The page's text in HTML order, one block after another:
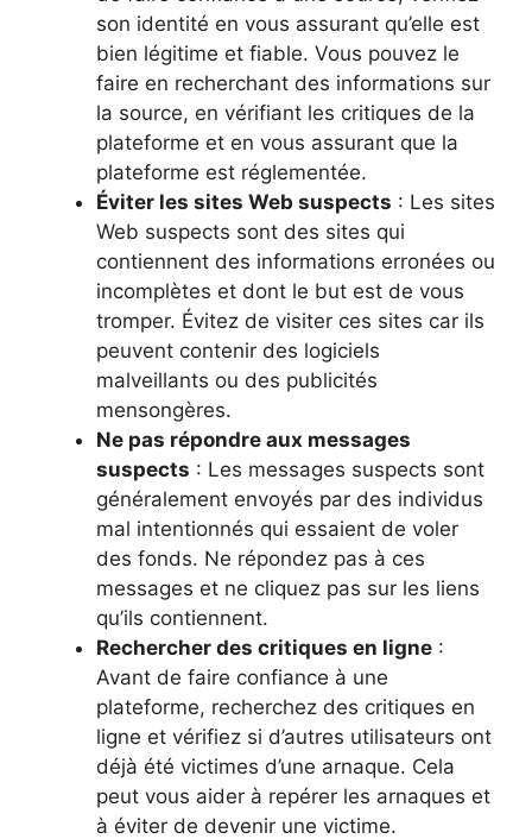
son identité en vous assurant qu’elle est
bien légitime et fiable. Vous pouvez le
faire en recherchant des informations sur
la source, en vérifiant les critiques de la
plateforme et en vous assurant que la
plateforme est réglementée.
Éviter les sites Web suspects : Les sites
Web suspects sont des sites qui
contiennent des informations erronées ou
incomplètes et dont le but est de vous
tromper. Évitez de visiter ces sites car ils
peuvent contenir des logiciels
malveillants ou des publicités
mensongères.
Ne pas répondre aux messages
suspects : Les messages suspects sont
généralement envoyés par des individus
mal intentionnés qui essaient de voler
des fonds. Ne répondez pas à ces
messages et ne cliquez pas sur les liens
qu’ils contiennent.
Rechercher des critiques en ligne :
Avant de faire confiance à une
plateforme, recherchez des critiques en
ligne et vérifiez si d’autres utilisateurs ont
déjà été victimes d’une arnaque. Cela
peut vous aider à repérer les arnaques et
à éviter de devenir une victime.